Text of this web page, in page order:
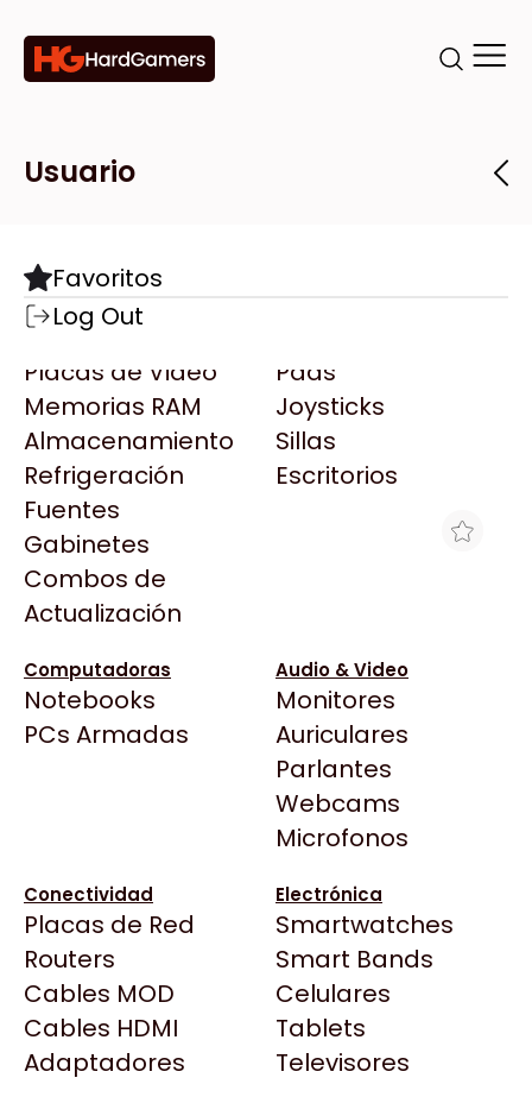
Categorías
Componentes
Motherboards
Microprocesadores
Placas de Video
Memorias RAM
Almacenamiento
Refrigeración
Fuentes
Gabinetes
Combos de
Actualización
Pads
Joysticks
Sillas
Escritorios
Computadoras
Notebooks
PCs Armadas
Audio & Video
Monitores
Auriculares
Parlantes
Webcams
Microfonos
Conectividad
Placas de Red
Routers
Cables MOD
Cables HDMI
Adaptadores
Electrónica
Smartwatches
Smart Bands
Celulares
Tablets
Televisores
Marcas
Todas las Marcas
AMD
AULA
Acer
Adata
AeroCool
Antec
Arkham
Asrock
BenQ
CX
Cooler Master
Deepcool
Dell
EVGA
Gamemax
Genesis
Genius
Tiendas
Destacadas
Todas las Tiendas
Click Gaming
Compufan Store
Dinobyte
Full H4rd
Gaming City
Gezatek
Usuario
Favoritos
Log Out
IMPRESORA EPSON L14150
MULTIFUNCIÓN ECOTANK
$1.478.209
Ver producto en la página de Gaming Point